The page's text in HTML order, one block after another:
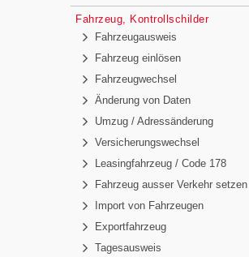
Fahrzeug, Kontrollschilder
Fahrzeugausweis
Fahrzeug einlösen
Fahrzeugwechsel
Änderung von Daten
Umzug / Adressänderung
Versicherungswechsel
Leasingfahrzeug / Code 178
Fahrzeug ausser Verkehr setzen
Import von Fahrzeugen
Exportfahrzeug
Tagesausweis